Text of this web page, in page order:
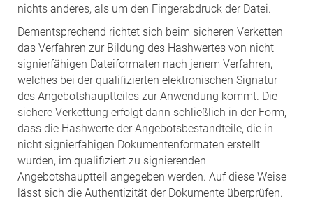
nichts anderes, als um den Fingerabdruck der Datei.
Dementsprechend richtet sich beim sicheren Verketten
das Verfahren zur Bildung des Hashwertes von nicht
signierfähigen Dateiformaten nach jenem Verfahren,
welches bei der qualifizierten elektronischen Signatur
des Angebotshauptteiles zur Anwendung kommt. Die
sichere Verkettung erfolgt dann schließlich in der Form,
dass die Hashwerte der Angebotsbestandteile, die in
nicht signierfähigen Dokumentenformaten erstellt
wurden, im qualifiziert zu signierenden
Angebotshauptteil angegeben werden. Auf diese Weise
lässt sich die Authentizität der Dokumente überprüfen.